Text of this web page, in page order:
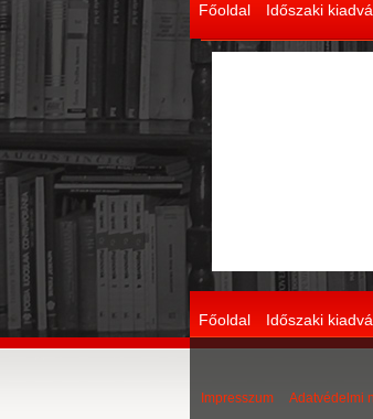
Főoldal Időszaki
Főoldal Időszaki
Impresszum Adatvédelmi